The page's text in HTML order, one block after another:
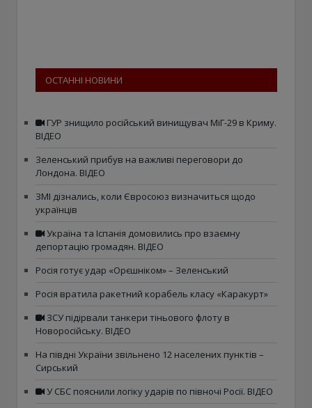
ОСТАННІ НОВИНИ
ГУР знищило російський винищувач МіГ-29 в Криму.
ВІДЕО
Зеленський прибув на важливі переговори до
Лондона. ВІДЕО
ЗМІ дізнались, коли Євросоюз визначиться щодо
українців
Україна та Іспанія домовились про взаємну
депортацію громадян. ВІДЕО
Росія готує удар «Орєшніком» – Зеленський
Росія вратила ракетний корабель класу «Каракурт»
ЗСУ підірвали танкери тіньового флоту в
Новоросійську. ВІДЕО
На півдні України звільнено 12 населених пунктів –
Сирський
У СБС пояснили логіку ударів по півночі Росії. ВІДЕО